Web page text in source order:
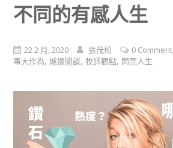
不同的有感人生
22 2 月, 2020 張茂松 0 Comment
事大作為, 爐邊閒談, 牧師觀點, 閃亮人生